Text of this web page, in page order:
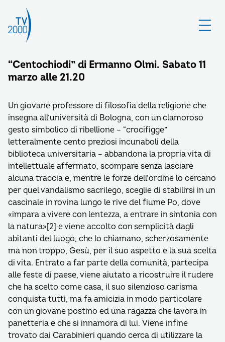
“Centochiodi” di Ermanno Olmi. Sabato 11
marzo alle 21.20
Un giovane professore di filosofia della religione che
insegna all’università di Bologna, con un clamoroso
gesto simbolico di ribellione – “crocifigge”
letteralmente cento preziosi incunaboli della
biblioteca universitaria – abbandona la propria vita di
intellettuale affermato, scompare senza lasciare
alcuna traccia e, mentre le forze dell’ordine lo cercano
per quel vandalismo sacrilego, sceglie di stabilirsi in un
cascinale in rovina lungo le rive del fiume Po, dove
«impara a vivere con lentezza, a entrare in sintonia con
la natura»[2] e viene accolto con semplicità dagli
abitanti del luogo, che lo chiamano, scherzosamente
ma non troppo, Gesù, per il suo aspetto e la sua scelta
di vita. Entrato a far parte della comunità, partecipa
alle feste di paese, viene aiutato a ricostruire il rudere
che ha scelto come casa, il suo silenzioso carisma
conquista tutti, ma fa amicizia in modo particolare
con un giovane postino ed una ragazza che lavora in
panetteria e che si innamora di lui. Viene infine
trovato dai Carabinieri quando cerca di utilizzare la